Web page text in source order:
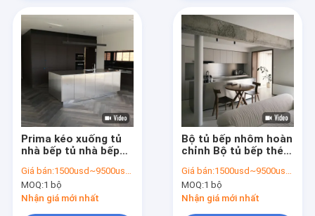
Sản phẩm
Về chúng tôi
Chuyến tham quan nhà máy
Kiểm soát chất lượng
Tin tức
Prima kéo xuống tủ
nhà bếp tủ nhà bếp
đánh bóng tủ nhà bếp
chải
Giá bán:1500usd~9500usd/customized according to material&dimension
MOQ:1 bộ
Nhận giá mới nhất
Bộ tủ bếp nhôm hoàn
chỉnh Bộ tủ bếp thép
hiện đại
Giá bán:1500usd~9500usd/customized according to material&dimension
MOQ:1 bộ
Nhận giá mới nhất